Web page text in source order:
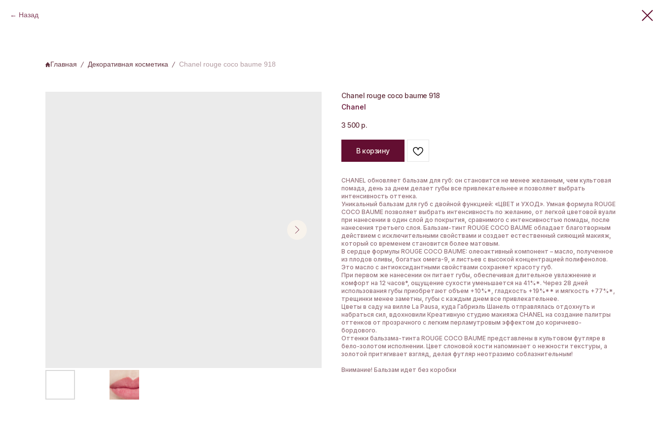
Назад
Главная Декоративная косметика Chanel rouge coco baume 918
Chanel rouge coco baume 918
Chanel
3 500 р.
В корзину
CHANEL обновляет бальзам для губ: он становится не менее желанным, чем культовая
помада, день за днем делает губы все привлекательнее и позволяет выбрать
интенсивность оттенка.
Уникальный бальзам для губ с двойной функцией: «ЦВЕТ и УХОД». Умная формула ROUGE
COCO BAUME позволяет выбрать интенсивность по желанию, от легкой цветовой вуали
при нанесении в один слой до покрытия, сравнимого с интенсивностью помады, после
нанесения третьего слоя. Бальзам-тинт ROUGE COCO BAUME обладает благотворным
действием с исключительными свойствами и создает естественный сияющий макияж,
который со временем становится более матовым.
В сердце формулы ROUGE COCO BAUME: олеоактивный компонент – масло, полученное
из плодов оливы, богатых омега-9, и листьев с высокой концентрацией полифенолов.
Это масло с антиоксидантными свойствами сохраняет красоту губ.
При первом же нанесении он питает губы, обеспечивая длительное увлажнение и
комфорт на 12 часов*, ощущение сухости уменьшается на 41%*. Через 28 дней
использования губы приобретают объем +10%*, гладкость +19%** и мягкость +77%*,
трещинки менее заметны, губы с каждым днем все привлекательнее.
Цветы в саду на вилле La Pausa, куда Габриэль Шанель отправлялась отдохнуть и
набраться сил, вдохновили Креативную студию макияжа CHANEL на создание палитры
оттенков от прозрачного с легким перламутровым эффектом до коричнево-
бордового.
Оттенки бальзама-тинта ROUGE COCO BAUME представлены в культовом футляре в
бело-золотом исполнении. Цвет слоновой кости напоминает о нежности текстуры, а
золотой притягивает взгляд, делая футляр неотразимо соблазнительным!
Внимание! Бальзам идет без коробки